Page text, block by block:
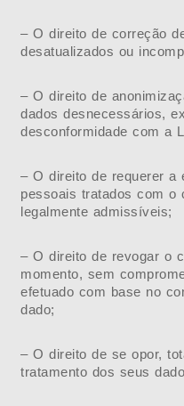
– O direito de correção
desatualizados ou
– O direito de
dados desnecessários,
desconformidade com a
– O direito de requerer a
pessoais tratados com o
legalmente admissíveis;
– O direito de revogar o
momento, sem
efetuado com base no
dado;
– O direito de se opor,
tratamento dos seus